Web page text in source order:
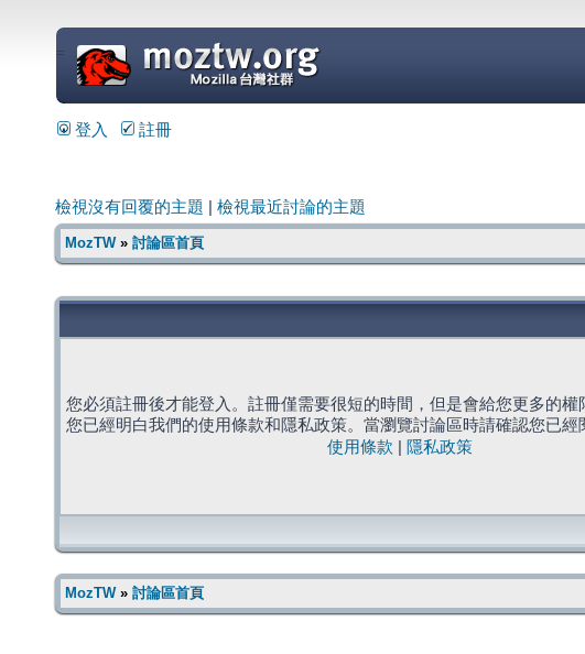
=
登入 註冊
檢視沒有回覆的主題 檢視最近討論的主題
MozTW» 討論區首頁
您必須註冊後才能登入。註冊僅需要很短的時間，但是會給您更多的權
您已經明白我們的使用條款和隱私政策。當瀏覽討論區時請確認您已經
使用條款
隱私政策
MozTW» 討論區首頁